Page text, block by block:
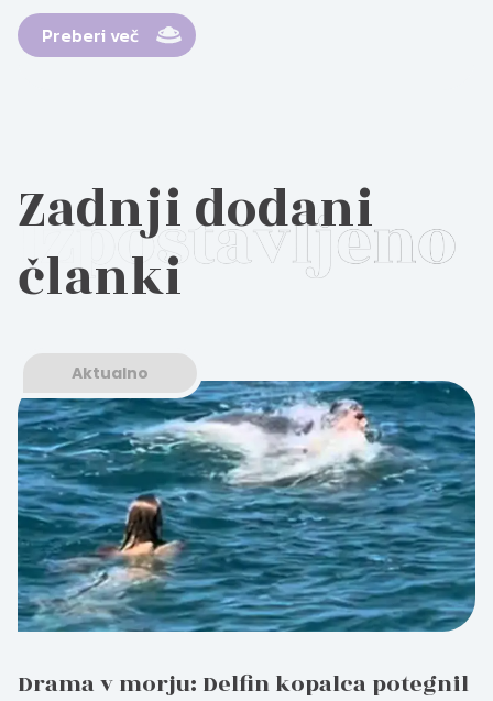
Preberi več
Zadnji dodani
članki
Aktualno
Drama v morju: Delfin kopalca potegnil